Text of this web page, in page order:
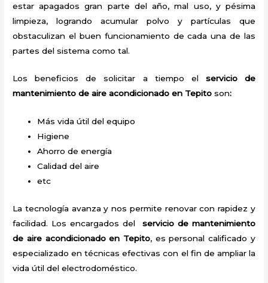
estar apagados gran parte del año, mal uso, y pésima
limpieza, logrando acumular polvo y partículas que
obstaculizan el buen funcionamiento de cada una de las
partes del sistema como tal.
Los beneficios de solicitar a tiempo el servicio de
mantenimiento de aire acondicionado en Tepitoson:
Más vida útil del equipo
Higiene
Ahorro de energía
Calidad del aire
etc
La tecnología avanza y nos permite renovar con rapidez y
facilidad. Los encargados del servicio de mantenimiento
de aire acondicionado en Tepito, es personal calificado y
especializado en técnicas efectivas con el fin de ampliar la
vida útil del electrodoméstico.